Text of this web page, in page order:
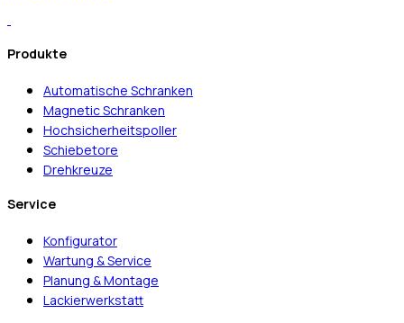
Produkte
Automatische Schranken
Magnetic Schranken
Hochsicherheitspoller
Schiebetore
Drehkreuze
Service
Konfigurator
Wartung & Service
Planung & Montage
Lackierwerkstatt